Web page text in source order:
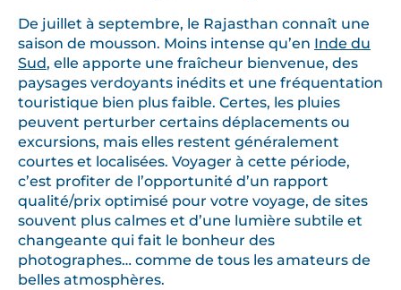
De juillet à septembre, le Rajasthan connaît une
saison de mousson. Moins intense qu’en Inde du
Sud, elle apporte une fraîcheur bienvenue, des
paysages verdoyants inédits et une fréquentation
touristique bien plus faible. Certes, les pluies
peuvent perturber certains déplacements ou
excursions, mais elles restent généralement
courtes et localisées. Voyager à cette période,
c’est profiter de l’opportunité d’un rapport
qualité/prix optimisé pour votre voyage, de sites
souvent plus calmes et d’une lumière subtile et
changeante qui fait le bonheur des
photographes… comme de tous les amateurs de
belles atmosphères.